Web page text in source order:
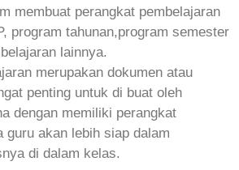
membuat perangkat pembelajaran
program tahunan,program semester
lainnya.
merupakan dokumen atau
penting untuk di buat oleh
dengan memiliki perangkat
guru akan lebih siap dalam
di dalam kelas.